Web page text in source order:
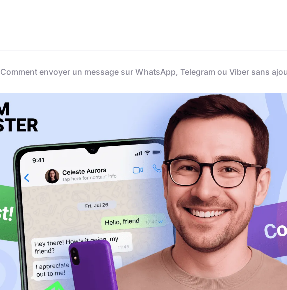
Comment envoyer un message sur WhatsApp, Telegram ou Viber sans